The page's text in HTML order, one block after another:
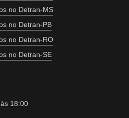
no Detran-MS
no Detran-PB
no Detran-RO
no Detran-SE
18:00